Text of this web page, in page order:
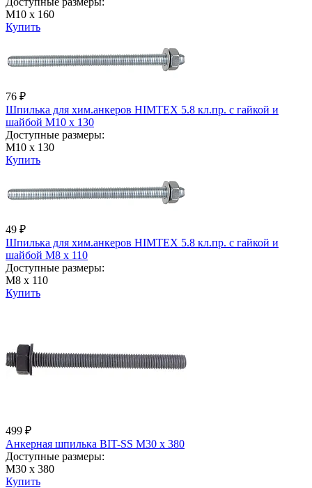
М10 х 160
Купить
76 ₽
Шпилька для хим.анкеров HIMTEX 5.8 кл.пр. с гайкой и
шайбой М10 х 130
Доступные размеры:
М10 х 130
Купить
49 ₽
Шпилька для хим.анкеров HIMTEX 5.8 кл.пр. с гайкой и
шайбой М8 х 110
Доступные размеры:
М8 х 110
Купить
499 ₽
Анкерная шпилька BIT-SS М30 х 380
Доступные размеры:
М30 х 380
Купить